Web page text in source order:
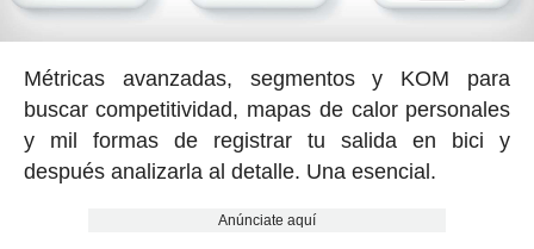
Métricas avanzadas, segmentos y KOM para
buscar competitividad, mapas de calor personales
y mil formas de registrar tu salida en bici y
después analizarla al detalle. Una esencial.
Anúnciate aquí